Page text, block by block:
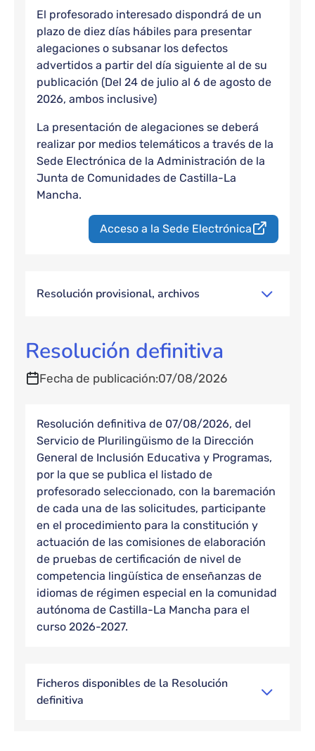
El profesorado interesado dispondrá de un
plazo de diez días hábiles para presentar
alegaciones o subsanar los defectos
advertidos a partir del día siguiente al de su
publicación (Del 24 de julio al 6 de agosto de
2026, ambos inclusive)
La presentación de alegaciones se deberá
realizar por medios telemáticos a través de la
Sede Electrónica de la Administración de la
Junta de Comunidades de Castilla-La
Mancha.
Acceso a la Sede Electrónica
Resolución provisional, archivos
Resolución definitiva
Fecha de publicación 07/08/2026
Resolución definitiva de 07/08/2026, del
Servicio de Plurilingüismo de la Dirección
General de Inclusión Educativa y Programas,
por la que se publica el listado de
profesorado seleccionado, con la baremación
de cada una de las solicitudes, participante
en el procedimiento para la constitución y
actuación de las comisiones de elaboración
de pruebas de certificación de nivel de
competencia lingüística de enseñanzas de
idiomas de régimen especial en la comunidad
autónoma de Castilla-La Mancha para el
curso 2026-2027.
Ficheros disponibles de la Resolución
definitiva